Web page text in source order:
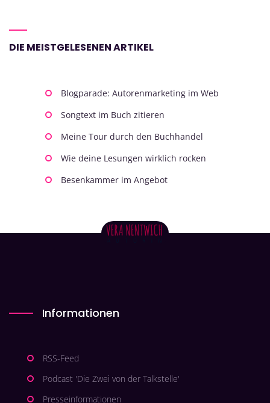
DIE MEISTGELESENEN ARTIKEL
Blogparade: Autorenmarketing im Web
Songtext im Buch zitieren
Meine Tour durch den Buchhandel
Wie deine Lesungen wirklich rocken
Besenkammer im Angebot
Informationen
RSS-Feed
Podcast 'Die Zwei von der Talkstelle'
Presseinformationen